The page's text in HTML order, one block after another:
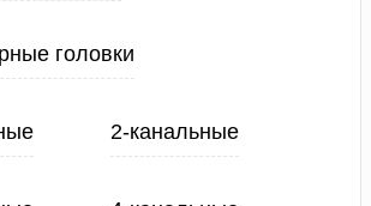
головки
2-канальные